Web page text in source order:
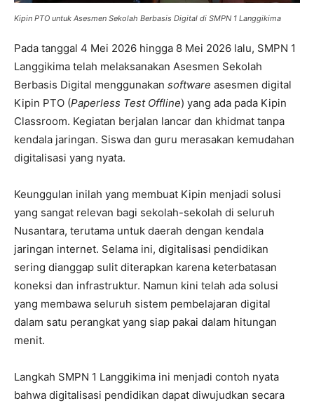
Kipin PTO untuk Asesmen Sekolah Berbasis Digital di SMPN 1 Langgikima
Pada tanggal 4 Mei 2026 hingga 8 Mei 2026 lalu, SMPN 1
Langgikima telah melaksanakan Asesmen Sekolah
Berbasis Digital menggunakan software asesmen digital
Kipin PTO (Paperless Test Offline) yang ada pada Kipin
Classroom. Kegiatan berjalan lancar dan khidmat tanpa
kendala jaringan. Siswa dan guru merasakan kemudahan
digitalisasi yang nyata.
Keunggulan inilah yang membuat Kipin menjadi solusi
yang sangat relevan bagi sekolah-sekolah di seluruh
Nusantara, terutama untuk daerah dengan kendala
jaringan internet. Selama ini, digitalisasi pendidikan
sering dianggap sulit diterapkan karena keterbatasan
koneksi dan infrastruktur. Namun kini telah ada solusi
yang membawa seluruh sistem pembelajaran digital
dalam satu perangkat yang siap pakai dalam hitungan
menit.
Langkah SMPN 1 Langgikima ini menjadi contoh nyata
bahwa digitalisasi pendidikan dapat diwujudkan secara